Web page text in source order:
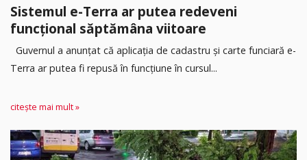
Sistemul e-Terra ar putea redeveni
funcțional săptămâna viitoare
Guvernul a anunțat că aplicația de cadastru și carte funciară e-
Terra ar putea fi repusă în funcțiune în cursul...
citește mai mult »